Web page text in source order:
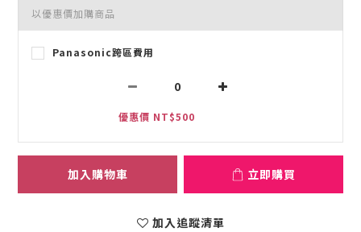
以優惠價加購商品
Panasonic跨區費用
優惠價 NT$500
加入購物車 立即購買
加入追蹤清單